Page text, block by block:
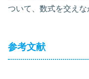
ついて、数式を交えな
参考文献